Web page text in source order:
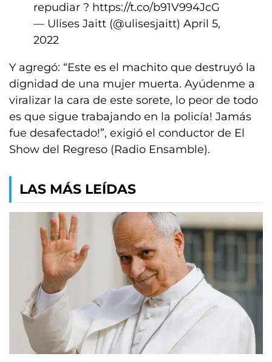
repudiar ? https://t.co/b91V994JcG
— Ulises Jaitt (@ulisesjaitt) April 5,
2022
Y agregó: “Este es el machito que destruyó la
dignidad de una mujer muerta. Ayúdenme a
viralizar la cara de este sorete, lo peor de todo
es que sigue trabajando en la policía! Jamás
fue desafectado!”, exigió el conductor de El
Show del Regreso (Radio Ensamble).
LAS MÁS LEÍDAS